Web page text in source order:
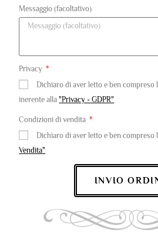
Messaggio (facoltativo)
Privacy
Dichiaro di aver letto e ben compreso
inerente alla"Privacy - GDPR"
Condizioni di vendita
Dichiaro di aver letto e ben compreso
Vendita"
INVIO